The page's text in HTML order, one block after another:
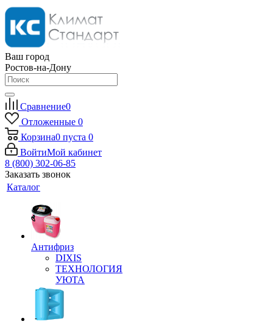
Ваш город
Ростов-на-Дону
Сравнение0
Отложенные 0
Корзина0 пуста 0
ВойтиМой кабинет
8 (800) 302-06-85
Заказать звонок
Каталог
Антифриз
DIXIS
ТЕХНОЛОГИЯ
УЮТА